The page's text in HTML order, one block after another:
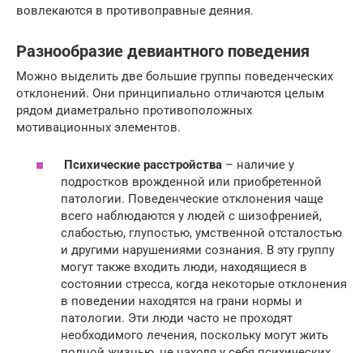
вовлекаются в противоправные деяния.
Разнообразие девиантного поведения
Можно выделить две большие группы поведенческих
отклонений. Они принципиально отличаются целым
рядом диаметрально противоположных
мотивационных элементов.
Психические расстройства – наличие у
подростков врожденной или приобретенной
патологии. Поведенческие отклонения чаще
всего наблюдаются у людей с шизофренией,
слабостью, глупостью, умственной отсталостью
и другими нарушениями сознания. В эту группу
могут также входить люди, находящиеся в
состоянии стресса, когда некоторые отклонения
в поведении находятся на грани нормы и
патологии. Эти люди часто не проходят
необходимого лечения, поскольку могут жить